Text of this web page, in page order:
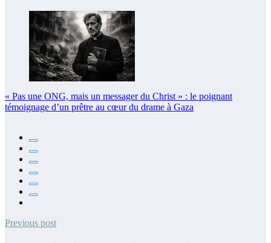
« Pas une ONG, mais un messager du Christ » : le poignant
témoignage d’un prêtre au cœur du drame à Gaza
Previous post